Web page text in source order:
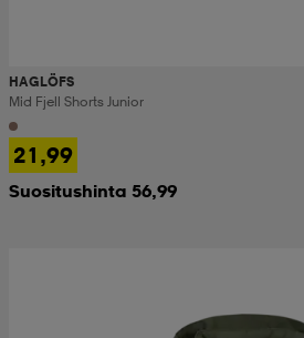
HAGLÖFS
Mid Fjell Shorts Junior
21,99
Suositushinta 56,99